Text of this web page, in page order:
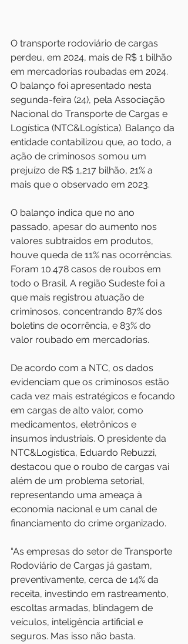
O transporte rodoviário de cargas
perdeu, em 2024, mais de R$ 1 bilhão
em mercadorias roubadas em 2024.
O balanço foi apresentado nesta
segunda-feira (24), pela Associação
Nacional do Transporte de Cargas e
Logística (NTC&Logística). Balanço da
entidade contabilizou que, ao todo, a
ação de criminosos somou um
prejuízo de R$ 1,217 bilhão, 21% a
mais que o observado em 2023.
O balanço indica que no ano
passado, apesar do aumento nos
valores subtraídos em produtos,
houve queda de 11% nas ocorrências.
Foram 10.478 casos de roubos em
todo o Brasil. A região Sudeste foi a
que mais registrou atuação de
criminosos, concentrando 87% dos
boletins de ocorrência, e 83% do
valor roubado em mercadorias.
De acordo com a NTC, os dados
evidenciam que os criminosos estão
cada vez mais estratégicos e focando
em cargas de alto valor, como
medicamentos, eletrônicos e
insumos industriais. O presidente da
NTC&Logística, Eduardo Rebuzzi,
destacou que o roubo de cargas vai
além de um problema setorial,
representando uma ameaça à
economia nacional e um canal de
financiamento do crime organizado.
“As empresas do setor de Transporte
Rodoviário de Cargas já gastam,
preventivamente, cerca de 14% da
receita, investindo em rastreamento,
escoltas armadas, blindagem de
veículos, inteligência artificial e
seguros. Mas isso não basta.